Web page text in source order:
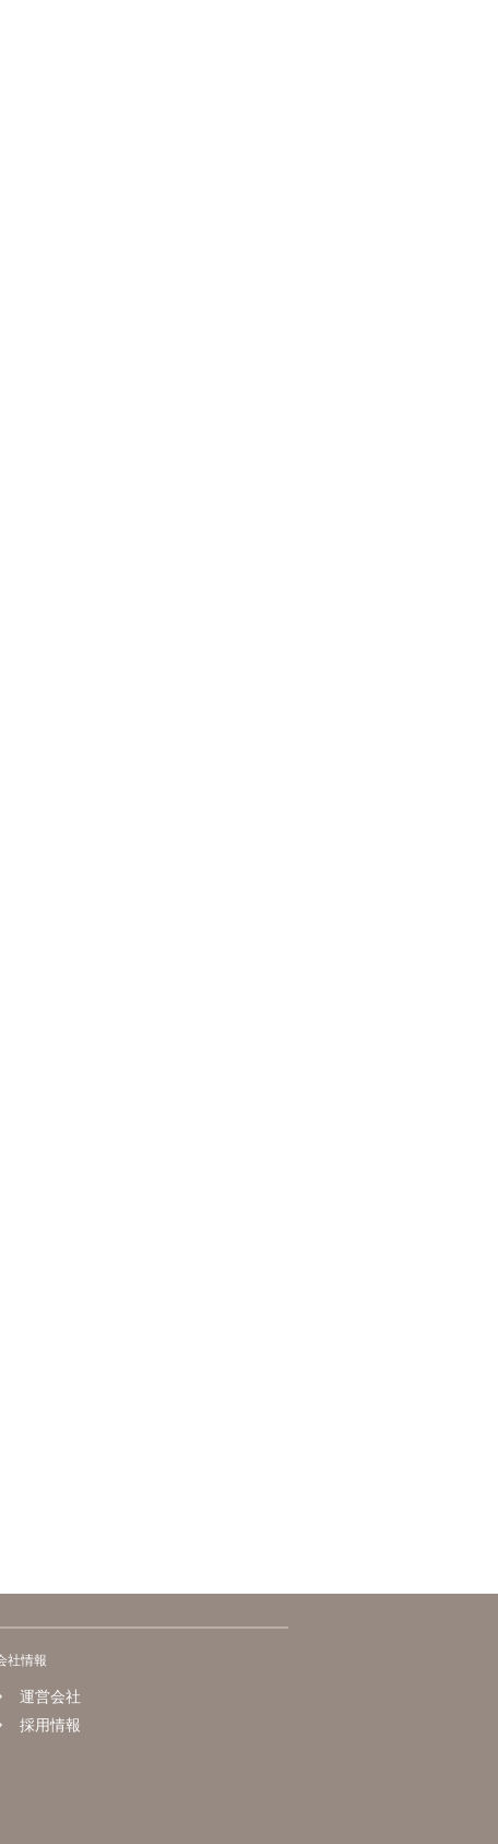
社情報
運営会社
採用情報